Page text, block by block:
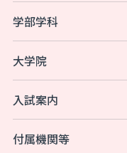
入試案内
付属機関等
学部学科
大学院